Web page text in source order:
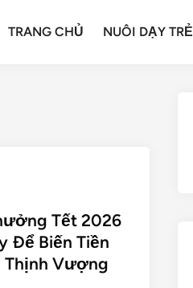
TRANG CHỦ NUÔI DẠY TRẺ
Tết 2026
Để Biến Tiền
Thịnh Vượng